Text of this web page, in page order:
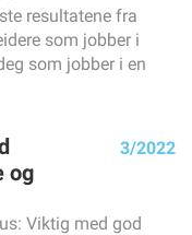
elever
bolig
resultatene fra
som jobber i
som jobber i en
og
3/2022
Viktig med god